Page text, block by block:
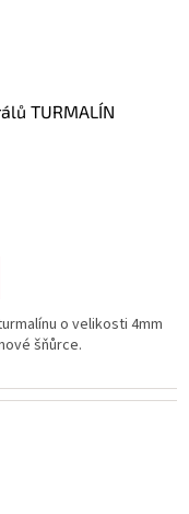
TURMALÍN
o velikosti 4mm
šňůrce.